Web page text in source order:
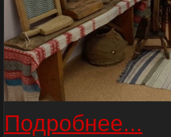
Подробнее...